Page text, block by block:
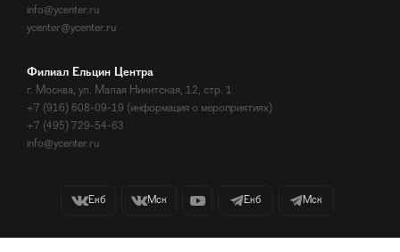
info@ycenter.ru
ycenter@ycenter.ru
Филиал Ельцин Центра
г. Москва, ул. Малая Никитская, 12, стр. 1
+7 (916) 608-09-19 (информация о мероприятиях)
+7 (495) 729-54-63
info@ycenter.ru
Екб Мск Екб Мск